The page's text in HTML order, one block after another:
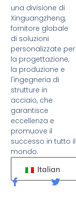
una divisione di
Xinguangzheng,
fornitore globale
di soluzioni
personalizzate per
la progettazione,
la produzione e
l'ingegneria di
strutture in
acciaio, che
garantisce
eccellenza e
promuove il
successo in tutto il
mondo.
Italian
F
a
C